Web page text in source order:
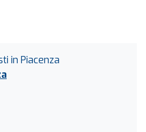
in Piacenza